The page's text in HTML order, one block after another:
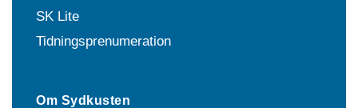
SK Lite
Tidningsprenumeration
Om Sydkusten